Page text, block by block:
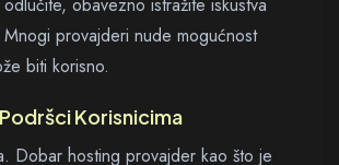
provajderi nude mogućnost
biti korisno.
Korisnicima
Dobar hosting provajder kao što je